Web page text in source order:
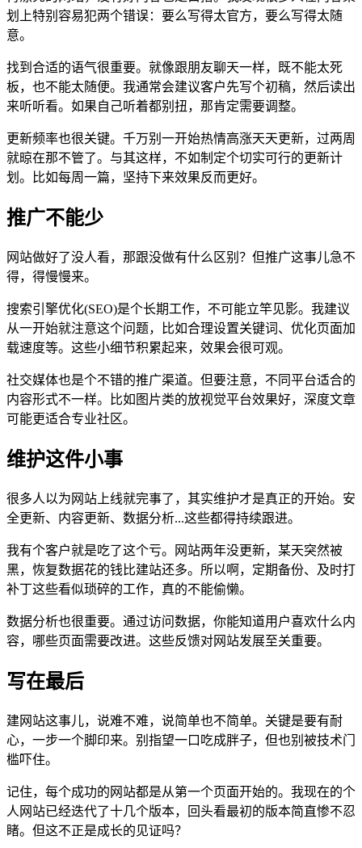
划上特别容易犯两个错误：要么写得太官方，要么写得太随
意。
找到合适的语气很重要。就像跟朋友聊天一样，既不能太死
板，也不能太随便。我通常会建议客户先写个初稿，然后读出
来听听看。如果自己听着都别扭，那肯定需要调整。
更新频率也很关键。千万别一开始热情高涨天天更新，过两周
就晾在那不管了。与其这样，不如制定个切实可行的更新计
划。比如每周一篇，坚持下来效果反而更好。
推广不能少
网站做好了没人看，那跟没做有什么区别？但推广这事儿急不
得，得慢慢来。
搜索引擎优化(SEO)是个长期工作，不可能立竿见影。我建议
从一开始就注意这个问题，比如合理设置关键词、优化页面加
载速度等。这些小细节积累起来，效果会很可观。
社交媒体也是个不错的推广渠道。但要注意，不同平台适合的
内容形式不一样。比如图片类的放视觉平台效果好，深度文章
可能更适合专业社区。
维护这件小事
很多人以为网站上线就完事了，其实维护才是真正的开始。安
全更新、内容更新、数据分析...这些都得持续跟进。
我有个客户就是吃了这个亏。网站两年没更新，某天突然被
黑，恢复数据花的钱比建站还多。所以啊，定期备份、及时打
补丁这些看似琐碎的工作，真的不能偷懒。
数据分析也很重要。通过访问数据，你能知道用户喜欢什么内
容，哪些页面需要改进。这些反馈对网站发展至关重要。
写在最后
建网站这事儿，说难不难，说简单也不简单。关键是要有耐
心，一步一个脚印来。别指望一口吃成胖子，但也别被技术门
槛吓住。
记住，每个成功的网站都是从第一个页面开始的。我现在的个
人网站已经迭代了十几个版本，回头看最初的版本简直惨不忍
睹。但这不正是成长的见证吗？